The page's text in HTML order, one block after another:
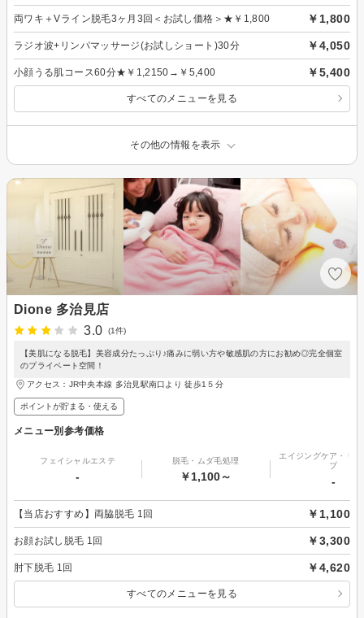
両ワキ＋Vライン脱毛3ヶ月3回＜お試し価格＞★￥1,800 ￥1,800
ラジオ波+リンパマッサージ(お試しショート)30分 ￥4,050
小顔うる肌コース60分★￥1,2150→￥5,400 ￥5,400
すべてのメニューを見る
その他の情報を表示
Dione 多治見店
3.0
(1件)
【美肌になる脱毛】美容成分たっぷり♪痛みに弱い方や敏感肌の方にお勧め◎完全個室
のプライベート空間！
アクセス：JR中央本線 多治見駅南口より 徒歩1５分
ポイントが貯まる・使える
メニュー別参考価格
フェイシャルエステ
-
脱毛・ムダ毛処理
￥1,100～
エイジングケア・リ
プ
-
【当店おすすめ】両脇脱毛 1回 ￥1,100
お顔お試し脱毛 1回 ￥3,300
肘下脱毛 1回 ￥4,620
すべてのメニューを見る